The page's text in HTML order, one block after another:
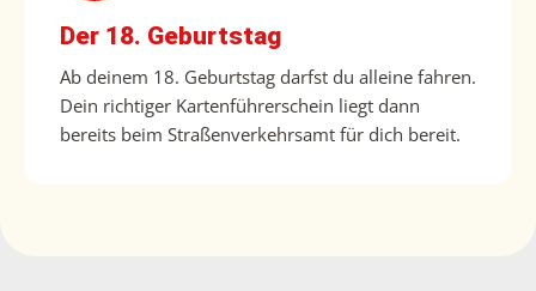
Der 18. Geburtstag
Ab deinem 18. Geburtstag darfst du alleine fahren.
Dein richtiger Kartenführerschein liegt dann
bereits beim Straßenverkehrsamt für dich bereit.